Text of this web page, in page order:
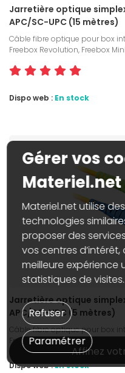
Jarretière optique
APC/SC-UPC (15 mètres)
Câble fibre optique pour box
Freebox Revolution, Freebox
Dispo web : En stock
Jarretière optique
APC/SC-UPC (5 mètres)
Câble fibre optique pour box
Freebox Revolution, Freebox
Dispo web :En stock
Affinez
Gérer vos
Materiel.net
Materiel.net utilise
technologies
proposer des
vos centres
meilleure expérience
statistiques de
Paramétrer
Refuser